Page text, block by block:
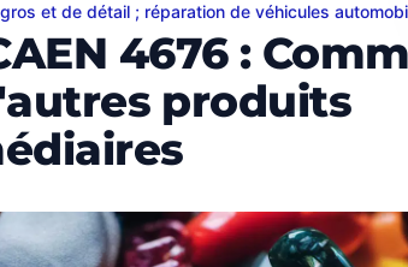
: Commerce de gros d'autres produits
et de détail ; réparation de véhicules
4676 :
produits